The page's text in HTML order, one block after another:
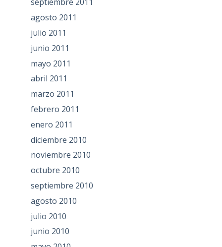
septiembre 2011
agosto 2011
julio 2011
junio 2011
mayo 2011
abril 2011
marzo 2011
febrero 2011
enero 2011
diciembre 2010
noviembre 2010
octubre 2010
septiembre 2010
agosto 2010
julio 2010
junio 2010